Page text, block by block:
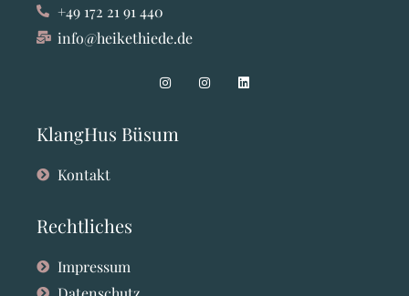
+49 172 21 91 440
info@heikethiede.de
KlangHus Büsum
Kontakt
Rechtliches
Impressum